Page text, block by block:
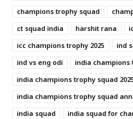
champions trophy squad
ct squad india
harshit rana
icc champions trophy 2025
ind
ind vs eng odi
india champions
india champions trophy squad 2025
india champions trophy squad
india squad
india squad for